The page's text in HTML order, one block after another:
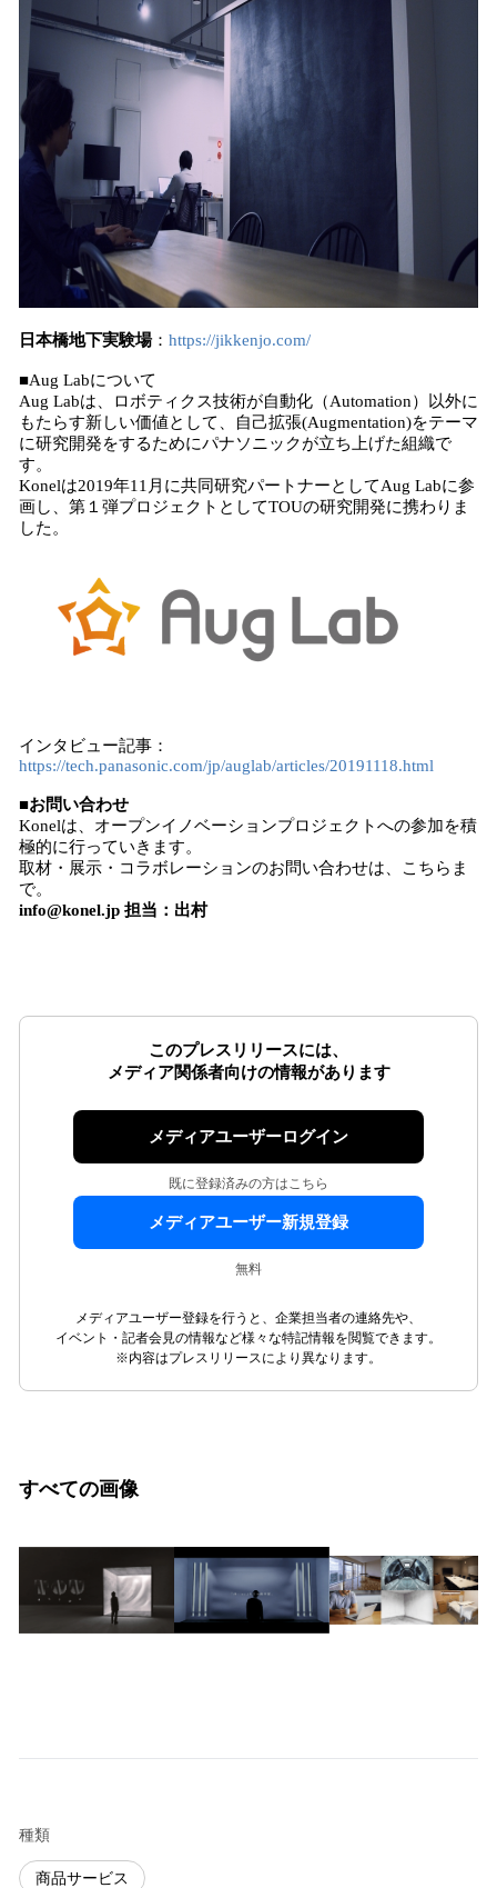
日本橋地下実験場： https://jikkenjo.com/
■Aug Labについて
Aug Labは、ロボティクス技術が自動化（Automation）以外に
もたらす新しい価値として、自己拡張(Augmentation)をテーマ
に研究開発をするためにパナソニックが立ち上げた組織で
す。
Konelは2019年11月に共同研究パートナーとしてAug Labに参
画し、第１弾プロジェクトとしてTOUの研究開発に携わりま
した。
インタビュー記事：
https://tech.panasonic.com/jp/auglab/articles/20191118.html
■お問い合わせ
Konelは、オープンイノベーションプロジェクトへの参加を積
極的に行っていきます。
取材・展示・コラボレーションのお問い合わせは、こちらま
で。
info@konel.jp 担当：出村
このプレスリリースには、
メディア関係者向けの情報があります
メディアユーザーログイン
既に登録済みの方はこちら
メディアユーザー新規登録
無料
メディアユーザー登録を行うと、企業担当者の連絡先や、
イベント・記者会見の情報など様々な特記情報を閲覧できます。
※内容はプレスリリースにより異なります。
すべての画像
種類
商品サービス